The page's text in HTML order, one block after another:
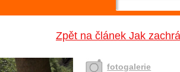
Zpět na článek Jak
fotogalerie